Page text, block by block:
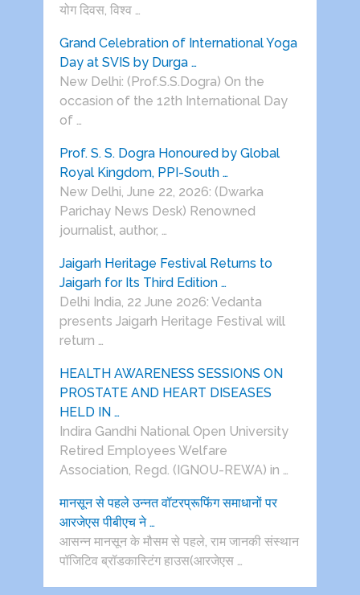
योग दिवस, विश्व …
Grand Celebration of International Yoga
Day at SVIS by Durga …
New Delhi: (Prof.S.S.Dogra) On the
occasion of the 12th International Day
of …
Prof. S. S. Dogra Honoured by Global
Royal Kingdom, PPI-South …
New Delhi, June 22, 2026: (Dwarka
Parichay News Desk) Renowned
journalist, author, …
Jaigarh Heritage Festival Returns to
Jaigarh for Its Third Edition …
Delhi India, 22 June 2026: Vedanta
presents Jaigarh Heritage Festival will
return …
HEALTH AWARENESS SESSIONS ON
PROSTATE AND HEART DISEASES
HELD IN …
Indira Gandhi National Open University
Retired Employees Welfare
Association, Regd. (IGNOU-REWA) in …
मानसून से पहले उन्नत वॉटरप्रूफिंग समाधानों पर
आरजेएस पीबीएच ने …
आसन्न मानसून के मौसम से पहले, राम जानकी संस्थान
पॉजिटिव ब्रॉडकास्टिंग हाउस(आरजेएस …